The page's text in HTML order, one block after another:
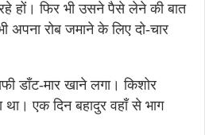
हों। फिर भी उसने पैसे लेने की बात
अपना रोब जमाने के लिए दो-चार
डाँट-मार खाने लगा। किशोर
एक दिन बहादुर वहाँ से भाग